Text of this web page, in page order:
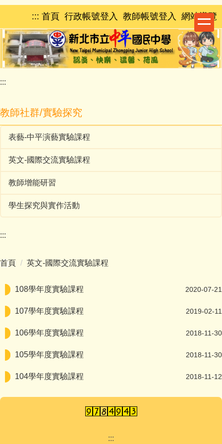
跳
主
要
內
容
區
::: 首頁 行政帳號登入 教師帳號登入 網站導覽
:::
教師社群/實驗探究
表藝-中平演藝實驗課程
英文-國際交流實驗課程
教師增能研習
學生探究與實作活動
:::
首頁 英文-國際交流實驗課程
108學年度實驗課程 2020-07-21
107學年度實驗課程 2019-02-11
106學年度實驗課程 2018-11-30
105學年度實驗課程 2018-11-30
104學年度實驗課程 2018-11-12
:::